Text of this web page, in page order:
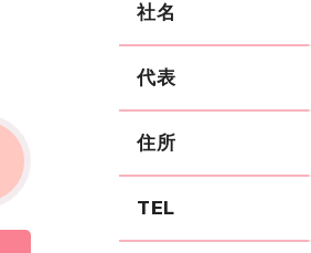
社名
代表
住所
TEL